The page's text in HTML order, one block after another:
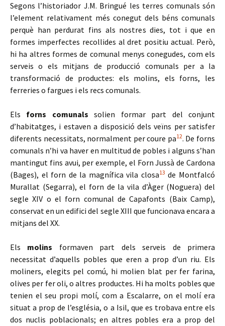
Segons l’historiador J.M. Bringué les terres comunals són
l’element relativament més conegut dels béns comunals
perquè han perdurat fins als nostres dies, tot i que en
formes imperfectes recollides al dret positiu actual. Però,
hi ha altres formes de comunal menys conegudes, com els
serveis o els mitjans de producció comunals per a la
transformació de productes: els molins, els forns, les
ferreries o fargues i els recs comunals.
Els forns comunals solien formar part del conjunt
d’habitatges, i estaven a disposició dels veïns per satisfer
diferents necessitats, normalment per coure pa12. De forns
comunals n’hi va haver en multitud de pobles i alguns s’han
mantingut fins avui, per exemple, el Forn Jussà de Cardona
(Bages), el forn de la magnífica vila closa13 de Montfalcó
Murallat (Segarra), el forn de la vila d’Àger (Noguera) del
segle XIV o el forn comunal de Capafonts (Baix Camp),
conservat en un edifici del segle XIII que funcionava encara a
mitjans del XX.
Els molins formaven part dels serveis de primera
necessitat d’aquells pobles que eren a prop d’un riu. Els
moliners, elegits pel comú, hi molien blat per fer farina,
olives per fer oli, o altres productes. Hi ha molts pobles que
tenien el seu propi molí, com a Escalarre, on el molí era
situat a prop de l’església, o a Isil, que es trobava entre els
dos nuclis poblacionals; en altres pobles era a prop del